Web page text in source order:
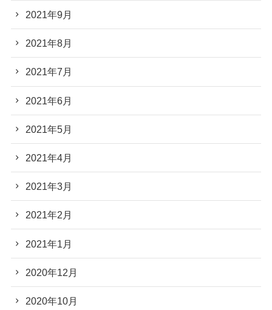
2021年9月
2021年8月
2021年7月
2021年6月
2021年5月
2021年4月
2021年3月
2021年2月
2021年1月
2020年12月
2020年10月